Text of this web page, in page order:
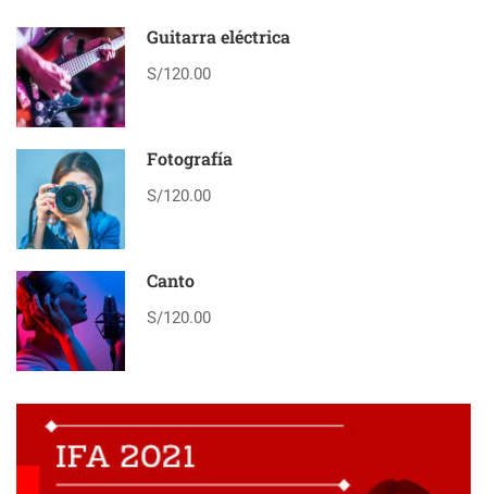
Guitarra eléctrica
S/120.00
Fotografía
S/120.00
Canto
S/120.00